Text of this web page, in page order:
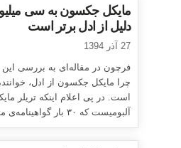
مایکل جکسون به سی
دلیل از ادل برتر است
27 آذر 1394
فرچون در مقاله‌ای به بررسی این
چرا مایکل جکسون از ادل،
است. در پی اعلام اینکه تریلر
آلبومیست که ۳۰ بار گواهینامه‌ی مولتی پلاتینوم...